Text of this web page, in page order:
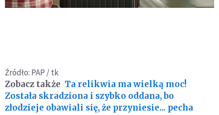
Źródło: PAP / tk
Zobacz także Ta relikwia ma wielką moc!
Została skradziona i szybko oddana, bo
złodzieje obawiali się, że przyniesie... pecha